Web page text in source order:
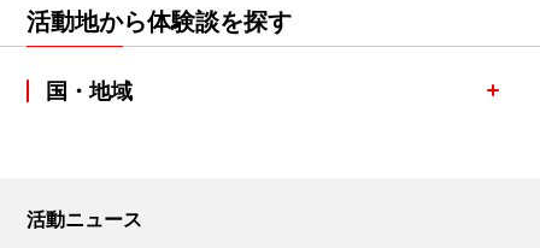
活動地から体験談を探す
国・地域
活動ニュース